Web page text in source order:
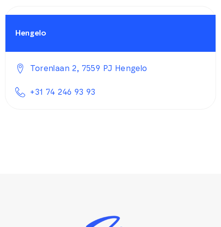
Hengelo
Torenlaan 2, 7559 PJ Hengelo
+31 74 246 93 93